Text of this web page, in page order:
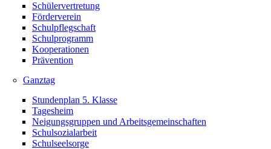
Schülervertretung
Förderverein
Schulpflegschaft
Schulprogramm
Kooperationen
Prävention
Ganztag
Stundenplan 5. Klasse
Tagesheim
Neigungsgruppen und Arbeitsgemeinschaften
Schulsozialarbeit
Schulseelsorge